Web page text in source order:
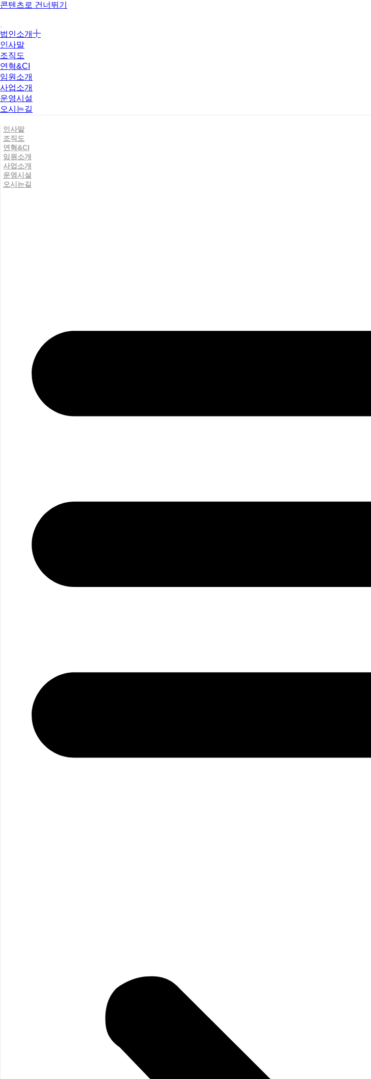
콘텐츠로 건너뛰기
법인소개
인사말
조직도
연혁&CI
임원소개
사업소개
운영시설
오시는길
인사말
조직도
연혁&CI
임원소개
사업소개
운영시설
오시는길